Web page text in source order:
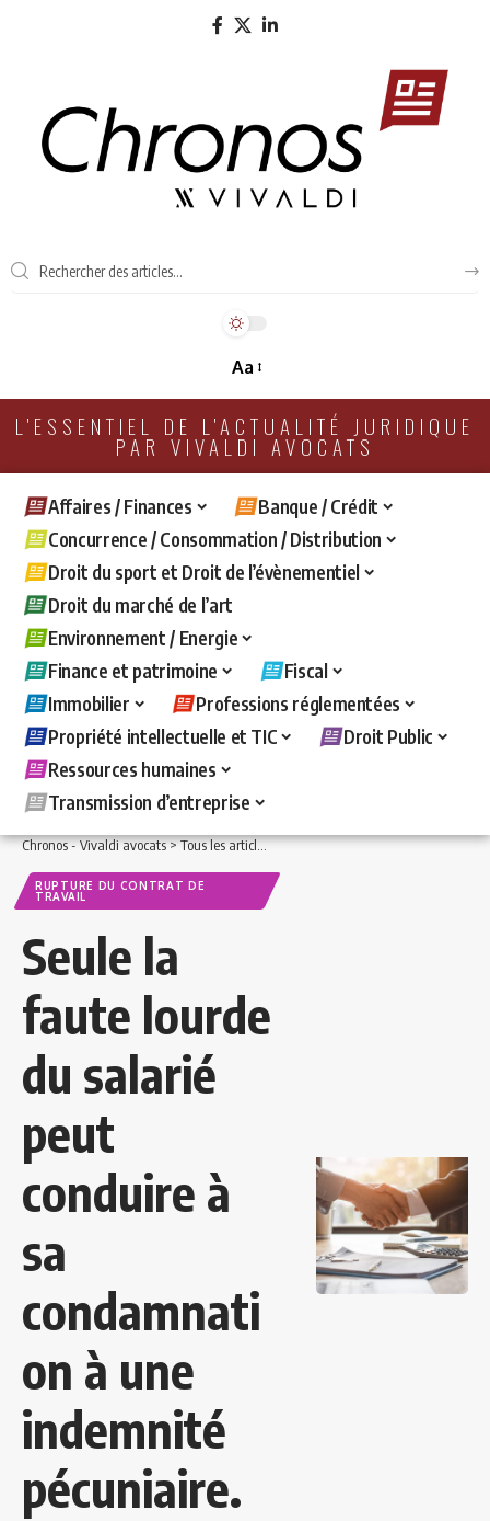
Aa
L'ESSENTIEL DE L'ACTUALITÉ JURIDIQUE
PAR VIVALDI AVOCATS
Affaires / Finances
Banque / Crédit
Concurrence / Consommation / Distribution
Droit du sport et Droit de l’évènementiel
Droit du marché de l’art
Environnement / Energie
Finance et patrimoine
Fiscal
Immobilier
Professions réglementées
Propriété intellectuelle et TIC
Droit Public
Ressources humaines
Transmission d’entreprise
Chronos - Vivaldi avocats>Tous les articles >Ressources humaines>Rupture
RUPTURE DU CONTRAT DE
TRAVAIL
Seule la
faute lourde
du salarié
peut
conduire à
sa
condamnati
on à une
indemnité
pécuniaire.